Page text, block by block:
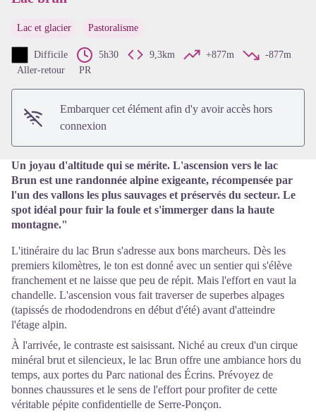
Voir l'image en plein écran
Lac et glacier Pastoralisme
Difficile 5h30 9,3km +877m
-877m
Aller-retour
PR
Embarquer cet élément afin d'y avoir accès hors
connexion
Un joyau d'altitude qui se mérite. L'ascension vers le lac
Brun est une randonnée alpine exigeante, récompensée par
l'un des vallons les plus sauvages et préservés du secteur. Le
spot idéal pour fuir la foule et s'immerger dans la haute
montagne."
L'itinéraire du lac Brun s'adresse aux bons marcheurs. Dès les
premiers kilomètres, le ton est donné avec un sentier qui s'élève
franchement et ne laisse que peu de répit. Mais l'effort en vaut la
chandelle. L'ascension vous fait traverser de superbes alpages
(tapissés de rhododendrons en début d'été) avant d'atteindre
l'étage alpin.
À l'arrivée, le contraste est saisissant. Niché au creux d'un cirque
minéral brut et silencieux, le lac Brun offre une ambiance hors du
temps, aux portes du Parc national des Écrins. Prévoyez de
bonnes chaussures et le sens de l'effort pour profiter de cette
véritable pépite confidentielle de Serre-Ponçon.